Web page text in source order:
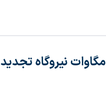
برگزاری نشست بررسی پیشرفت پروژه ساخت ۴۵۰۰ مگاوات نیروگاه تجدید